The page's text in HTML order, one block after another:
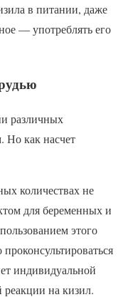
в питании, даже
— употреблять его
различных
Но как насчет
количествах не
для беременных и
этого
индивидуальной
реакции на кизил.